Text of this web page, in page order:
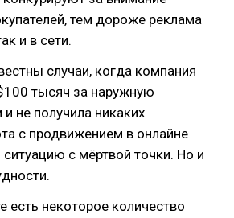
тем дороже реклама
и в сети.
случаи, когда компания
тысяч за наружную
не получила никаких
с продвижением в онлайне
с мёртвой точки. Но и
есть некоторое количество